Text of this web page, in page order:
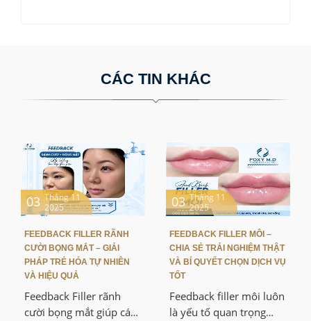
CÁC TIN KHÁC
03 Tháng 11
2025
FEEDBACK FILLER RÃNH
CƯỜI BỌNG MẮT – GIẢI
PHÁP TRẺ HÓA TỰ NHIÊN
VÀ HIỆU QUẢ
Feedback Filler rãnh
cười bọng mắt giúp các
03 Tháng 11
2025
FEEDBACK FILLER MÔI –
CHIA SẺ TRẢI NGHIỆM THẬT
VÀ BÍ QUYẾT CHỌN DỊCH VỤ
TỐT
Feedback filler môi luôn
là yếu tố quan trọng